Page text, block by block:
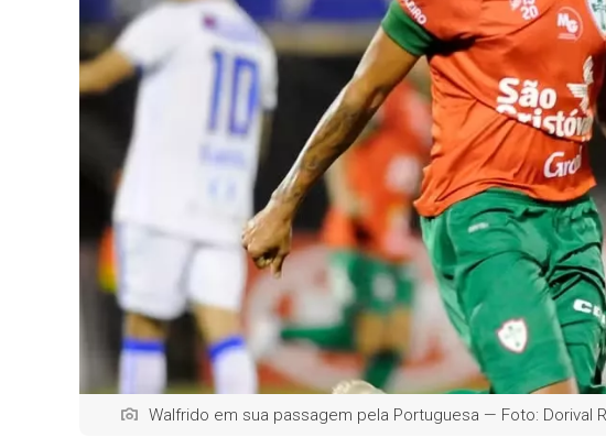
Walfrido em sua passagem pela Portuguesa — Foto: Dorival